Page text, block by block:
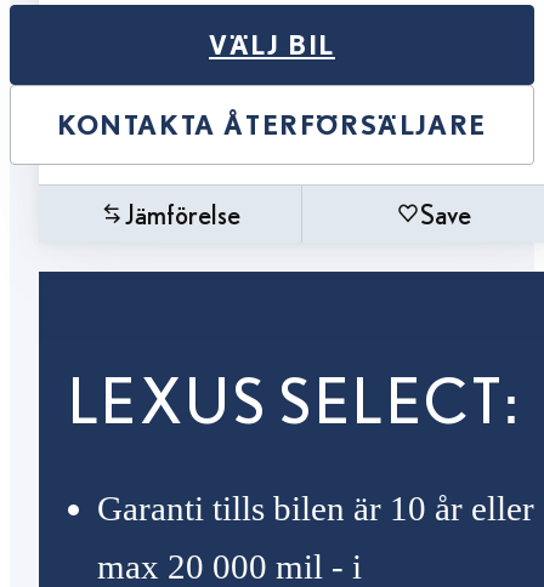
VÄLJ BIL
KONTAKTA ÅTERFÖRSÄLJARE
Jämförelse Save
LEXUS SELECT:
Garanti tills bilen är 10 år eller
max 20 000 mil - i